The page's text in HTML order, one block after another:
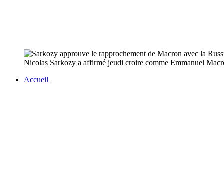
Nicolas Sarkozy a affirmé jeudi croire comme Emmanuel
Accueil